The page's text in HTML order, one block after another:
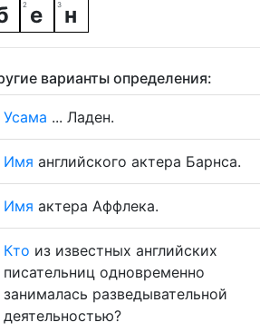
е н
варианты определения:
Усама ... Ладен.
Имя английского актера Барнса.
Имя актера Аффлека.
Кто из известных английских
писательниц одновременно
занималась разведывательной
деятельностью?